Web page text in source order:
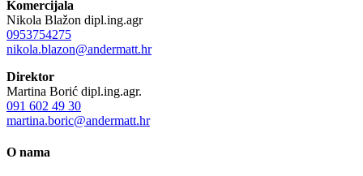
Komercijala
Nikola Blažon dipl.ing.agr
0953754275
nikola.blazon@andermatt.hr
Direktor
Martina Borić dipl.ing.agr.
091 602 49 30
martina.boric@andermatt.hr
O nama